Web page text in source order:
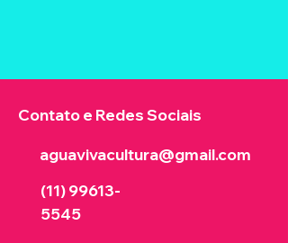
Contato e Redes Sociais
aguavivacultura@gmail.com
(11) 99613-
5545